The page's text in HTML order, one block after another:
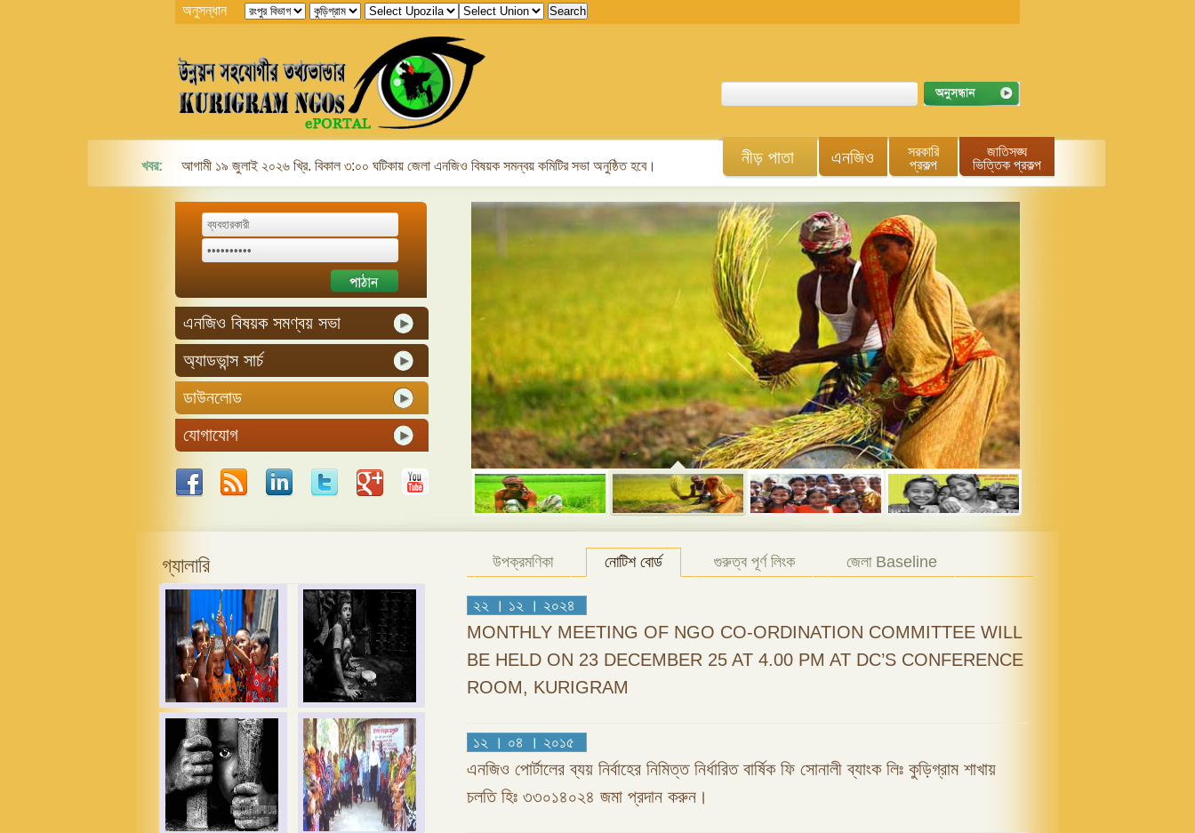
অনুসন্ধান
খবর: আগামী ১৯ জুলাই ২০২৬ খ্রি. বিকাল ৩:০০ ঘটিকায় জেলা এনজিও বিষয়ক সমন্বয় কমিটির সভা অনুষ্ঠিত হবে। নীড় পাতা এনজিও
সরকারি
প্রকল্প
জাতিসঙ্ঘ
ভিত্তিক প্রকল্প
এনজিও বিষয়ক সমণ্বয় সভা
অ্যাডভান্স সার্চ
ডাউনলোড
যোগাযোগ
গ্যালারি উপক্রমণিকা নোটিশ বোর্ড গুরুত্ব পূর্ণ লিংক জেলা Baseline
২২ । ১২ । ২০২৪
MONTHLY MEETING OF NGO CO-ORDINATION COMMITTEE WILL
BE HELD ON 23 DECEMBER 25 AT 4.00 PM AT DC’S CONFERENCE
ROOM, KURIGRAM
১২ । ০৪ । ২০১৫
এনজিও পোর্টালের ব্যয় নির্বাহের নিমিত্ত নির্ধারিত বার্ষিক ফি সোনালী ব্যাংক লিঃ কুড়িগ্রাম শাখায়
চলতি হিঃ ৩৩০১৪০২৪ জমা প্রদান করুন।